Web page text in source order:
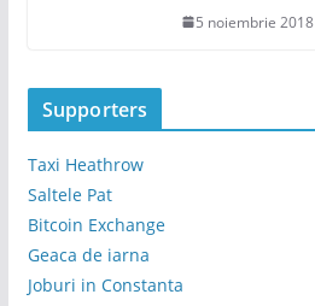
5 noiembrie 2018
Supporters
Taxi Heathrow
Saltele Pat
Bitcoin Exchange
Geaca de iarna
Joburi in Constanta